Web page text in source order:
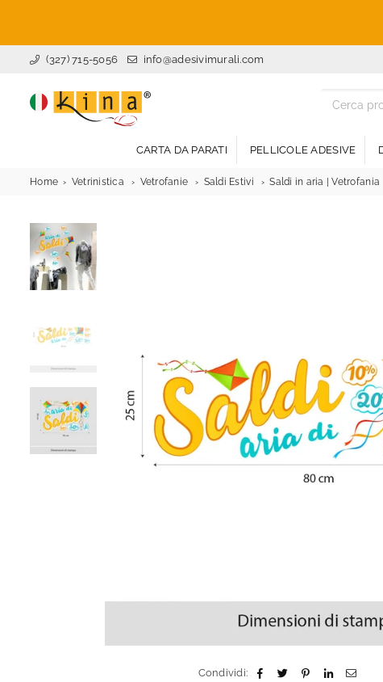
(327) 715-5056 info@adesivimurali.com
CARTA DA PARATI PELLICOLE ADESIVE
Home Vetrinistica Vetrofanie Saldi Estivi Saldi in aria | Vetrofania
Condividi: